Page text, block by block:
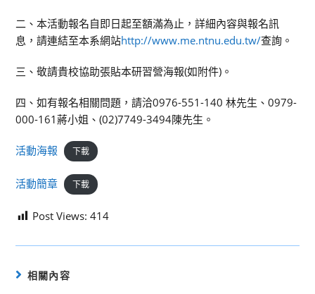
二、本活動報名自即日起至額滿為止，詳細內容與報名訊
息，請連結至本系網站http://www.me.ntnu.edu.tw/查詢。
三、敬請貴校協助張貼本研習營海報(如附件)。
四、如有報名相關問題，請洽0976-551-140 林先生、0979-
000-161蔣小姐、(02)7749-3494陳先生。
活動海報 下載
活動簡章 下載
Post Views: 414
相關內容